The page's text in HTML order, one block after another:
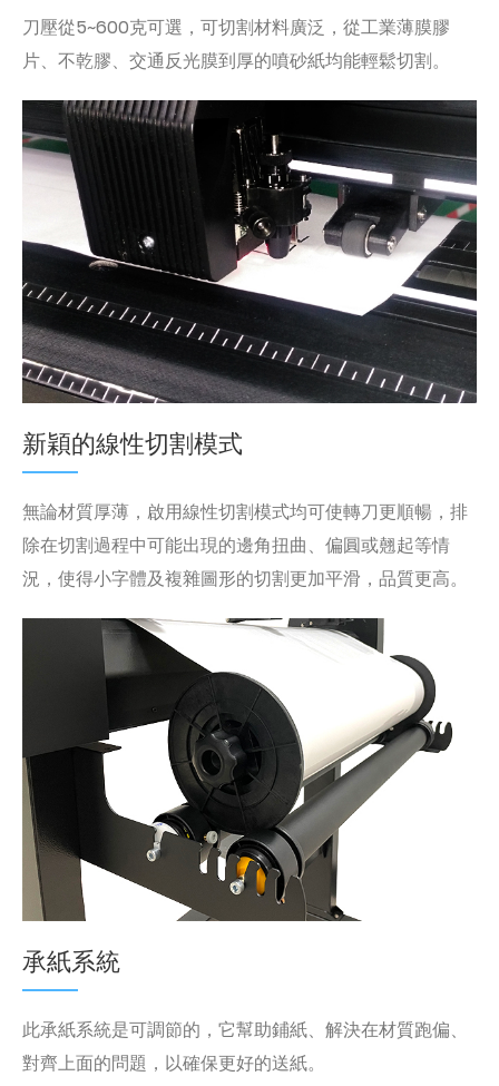
刀壓從5~600克可選，可切割材料廣泛，從工業薄膜膠
片、不乾膠、交通反光膜到厚的噴砂紙均能輕鬆切割。
新穎的線性切割模式
無論材質厚薄，啟用線性切割模式均可使轉刀更順暢，排
除在切割過程中可能出現的邊角扭曲、偏圓或翹起等情
況，使得小字體及複雜圖形的切割更加平滑，品質更高。
承紙系統
此承紙系統是可調節的，它幫助鋪紙、解決在材質跑偏、
對齊上面的問題，以確保更好的送紙。